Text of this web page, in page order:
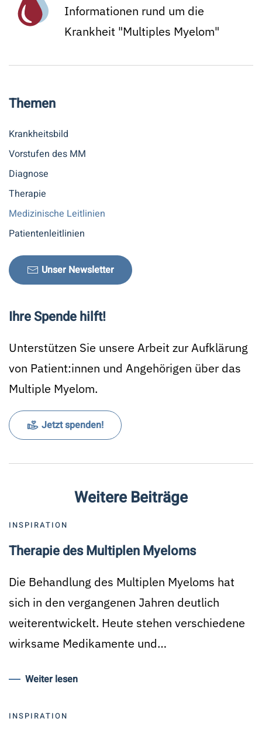
Informationen rund um die
Krankheit "Multiples Myelom"
Themen
Krankheitsbild
Vorstufen des MM
Diagnose
Therapie
Medizinische Leitlinien
Patientenleitlinien
Unser Newsletter
Ihre Spende hilft!
Unterstützen Sie unsere Arbeit zur Aufklärung
von Patient:innen und Angehörigen über das
Multiple Myelom.
Jetzt spenden!
Weitere Beiträge
INSPIRATION
Therapie des Multiplen Myeloms
Die Behandlung des Multiplen Myeloms hat
sich in den vergangenen Jahren deutlich
weiterentwickelt. Heute stehen verschiedene
wirksame Medikamente und…
Weiter lesen
INSPIRATION